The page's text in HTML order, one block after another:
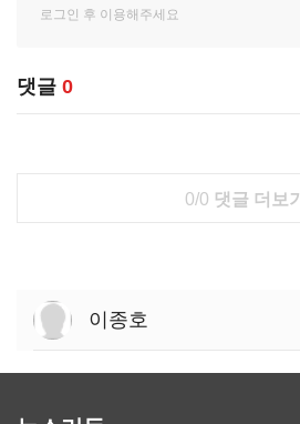
댓글 0
0/0 댓글 더보기
이종호